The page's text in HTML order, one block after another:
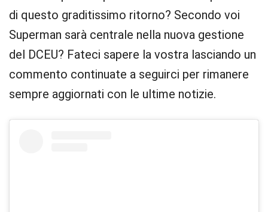
di questo graditissimo ritorno? Secondo voi
Superman sarà centrale nella nuova gestione
del DCEU? Fateci sapere la vostra lasciando un
commento continuate a seguirci per rimanere
sempre aggiornati con le ultime notizie.